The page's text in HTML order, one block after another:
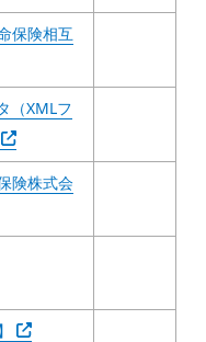
保険相互
（XMLフ
Abra em outra guia
険株式会
Abra em outra guia